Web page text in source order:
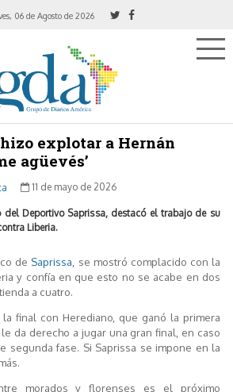
06 de Agosto de 2026
explotar a Hernán
agüevés’
11 de mayo de 2026
del Deportivo Saprissa, destacó el trabajo de su
Liberia.
de Saprissa , se mostró complacido con la
y confía en que esto no se acabe en dos
a cuatro.
final con Herediano, que ganó la primera
da derecho a jugar una gran final, en caso
segunda fase. Si Saprissa se impone en la
morados y florenses es el próximo